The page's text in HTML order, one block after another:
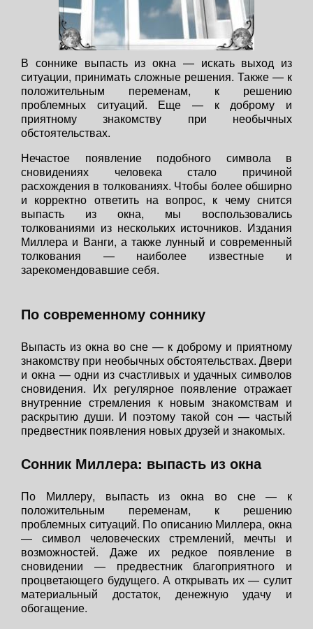
В соннике выпасть из окна — искать выход из
ситуации, принимать сложные решения. Также — к
положительным переменам, к решению
проблемных ситуаций. Еще — к доброму и
приятному знакомству при необычных
обстоятельствах.
Нечастое появление подобного символа в
сновидениях человека стало причиной
расхождения в толкованиях. Чтобы более обширно
и корректно ответить на вопрос, к чему снится
выпасть из окна, мы воспользовались
толкованиями из нескольких источников. Издания
Миллера и Ванги, а также лунный и современный
толкования — наиболее известные и
зарекомендовавшие себя.
По современному соннику
Выпасть из окна во сне — к доброму и приятному
знакомству при необычных обстоятельствах. Двери
и окна — одни из счастливых и удачных символов
сновидения. Их регулярное появление отражает
внутренние стремления к новым знакомствам и
раскрытию души. И поэтому такой сон — частый
предвестник появления новых друзей и знакомых.
Сонник Миллера: выпасть из окна
По Миллеру, выпасть из окна во сне — к
положительным переменам, к решению
проблемных ситуаций. По описанию Миллера, окна
— символ человеческих стремлений, мечты и
возможностей. Даже их редкое появление в
сновидении — предвестник благоприятного и
процветающего будущего. А открывать их — сулит
материальный достаток, денежную удачу и
обогащение.